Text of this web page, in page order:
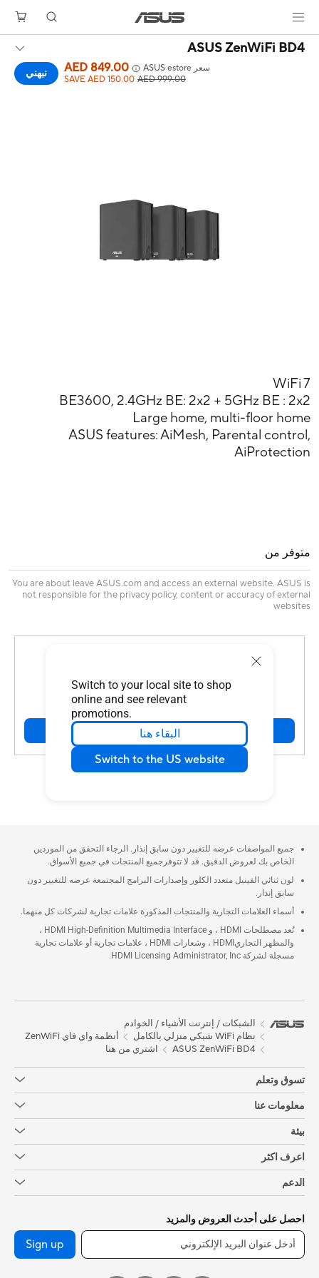
Switch to your local site to shop
online and see relevant
promotions.
البقاء هنا
Switch to the US website
ASUS ZenWiFi BD4
سعر ASUS estore AED 849.00
AED 999.00
SAVE AED 150.00 نبهني
WiFi 7
BE3600, 2.4GHz BE: 2x2 + 5GHz BE : 2x2
Large home, multi-floor home
ASUS features: AiMesh, Parental control,
AiProtection
متوفر من
You are about leave ASUS.com and access an external website. ASUS is
not responsible for the privacy policy, content or accuracy of external
websites
غير متوفر
اعرض
جميع المواصفات عرضه للتغيير دون سابق إنذار. الرجاء التحقق من الموردين
الخاص بك لعروض الدقيق. قد لا تتوفرجميع المنتجات في جميع الأسواق.
لون ثنائي الفينيل متعدد الكلور وإصدارات البرامج المجتمعة عرضه للتغيير دون
سابق إنذار.
أسماء العلامات التجارية والمنتجات المذكورة علامات تجارية لشركات كل منهما.
تُعد مصطلحات HDMI ، و HDMI High-Definition Multimedia Interface ،
والمظهر التجاريHDMI ، وشعارات HDMI ، علامات تجارية أو علامات تجارية
مسجلة لشركة HDMI Licensing Administrator, Inc.
الشبكات / إنترنت الأشياء / الخوادم
نظام WiFi شبكي منزلي بالكامل
أنظمة واي فاي ZenWiFi
ASUS ZenWiFi BD4
اشتري من هنا
تسوق وتعلم
معلومات عنا
بيئة
اعرف اكثر
الدعم
احصل على أحدث العروض والمزيد
Sign up